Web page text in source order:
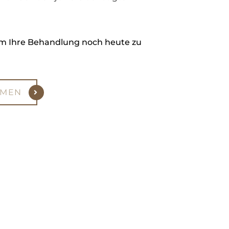
Ihre Behandlung noch heute zu